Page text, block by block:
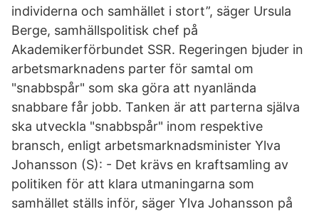
individerna och samhället i stort”, säger Ursula
Berge, samhällspolitisk chef på
Akademikerförbundet SSR. Regeringen bjuder in
arbetsmarknadens parter för samtal om
"snabbspår" som ska göra att nyanlända
snabbare får jobb. Tanken är att parterna själva
ska utveckla "snabbspår" inom respektive
bransch, enligt arbetsmarknadsminister Ylva
Johansson (S): - Det krävs en kraftsamling av
politiken för att klara utmaningarna som
samhället ställs inför, säger Ylva Johansson på